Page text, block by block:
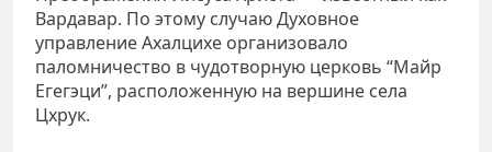
Вардавар. По этому случаю Духовное
управление Ахалцихе организовало
паломничество в чудотворную церковь “Майр
Егегэци”, расположенную на вершине села
Цхрук.